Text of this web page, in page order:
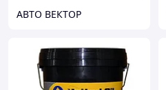
АВТО ВЕКТОР